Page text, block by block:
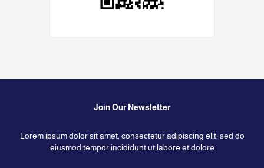
Join Our Newsletter
Lorem ipsum dolor sit amet, consectetur adipiscing elit, sed do
eiusmod tempor incididunt ut labore et dolore